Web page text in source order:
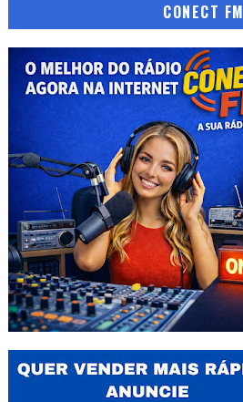
CONECT FM